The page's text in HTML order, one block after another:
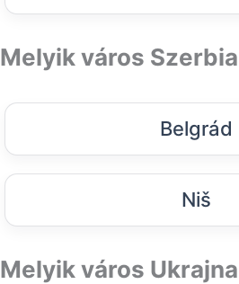
Melyik város
Belgrád
Niš
Melyik város